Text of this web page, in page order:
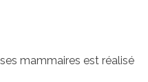
mammaires est réalisé